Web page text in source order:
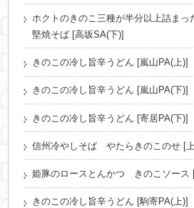
ホクトのきのこ三種が半分以上詰まっ
堅焼そば [高坂SA(下)]
きのこの冷し旨辛うどん [嵐山PA(上)]
きのこの冷し旨辛うどん [嵐山PA(下)]
きのこの冷し旨辛うどん [寄居PA(下)]
信州冷やしそば やたらきのこのせ [
姫豚のロースとんかつ きのこソース
きのこの冷し旨辛うどん [駒寄PA(上)]